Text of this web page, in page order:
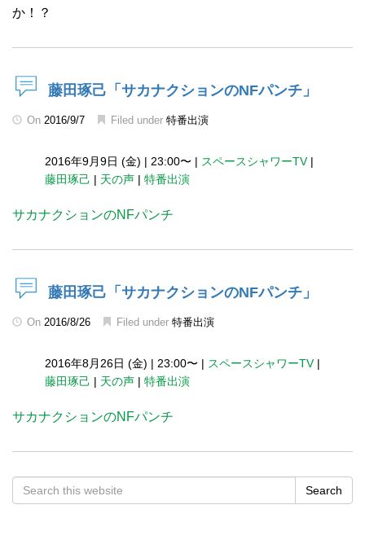
か！？
藤田琢己「サカナクションのNFパンチ」
On 2016/9/7 Filed under 特番出演
2016年9月9日 (金) | 23:00〜 | スペースシャワーTV|
藤田琢己 | 天の声 | 特番出演
サカナクションのNFパンチ
藤田琢己「サカナクションのNFパンチ」
On 2016/8/26 Filed under 特番出演
2016年8月26日 (金) | 23:00〜 | スペースシャワーTV|
藤田琢己 | 天の声 | 特番出演
サカナクションのNFパンチ
Search